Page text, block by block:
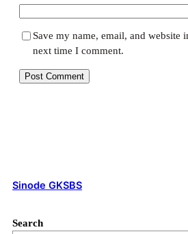
Save my name, email, and website
next time I comment.
Sinode GKSBS
Search